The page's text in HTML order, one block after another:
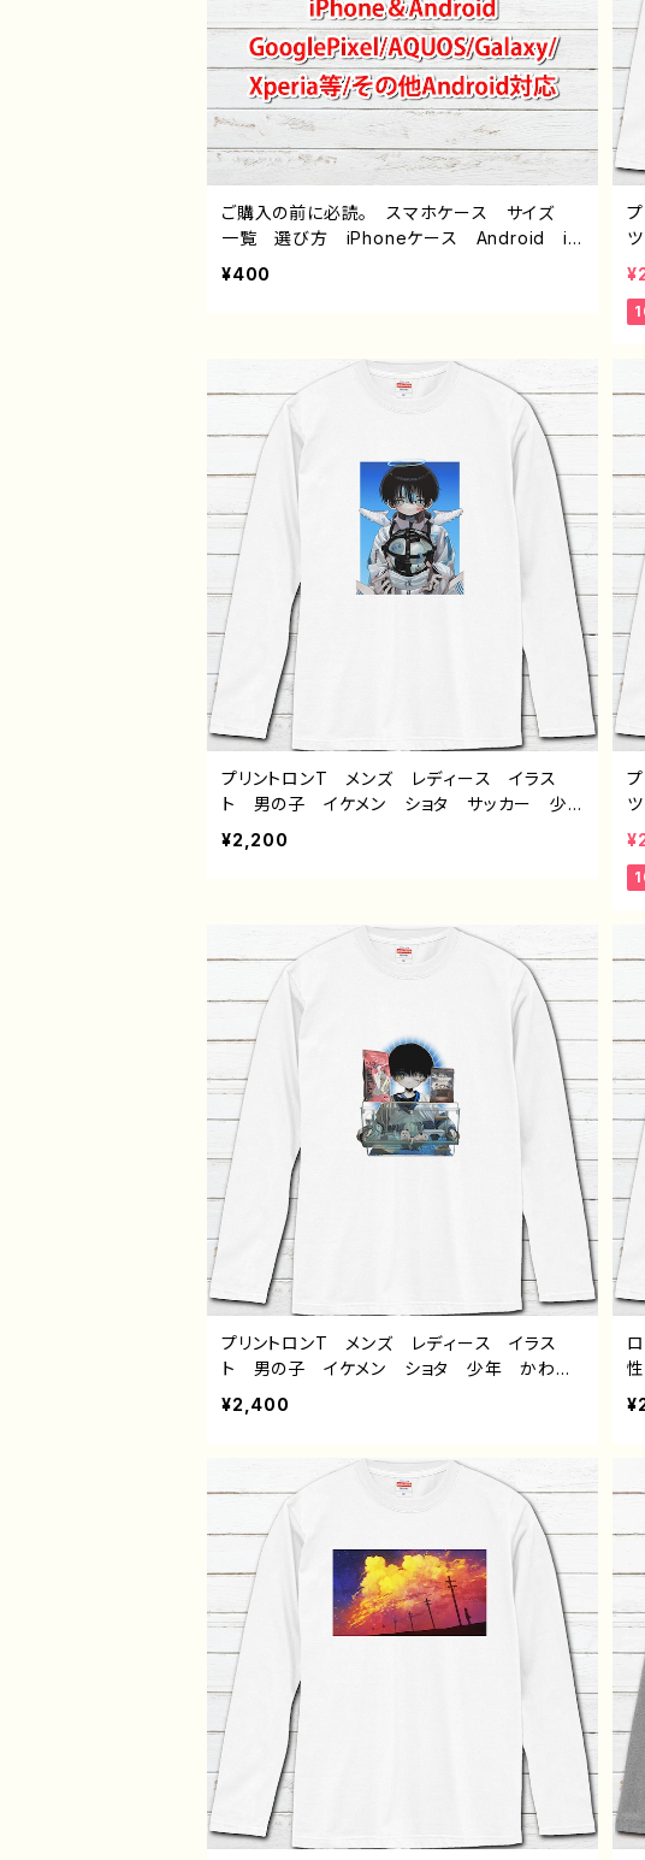
ご購入の前に必読。 スマホケース サイズ
一覧 選び方 iPhoneケース Android iP
hone17/16/15/14/13/12/11 Galaxy Xperi
¥400
プリントロンT メンズ レディース イラス
ト 男の子 イケメン ショタ サッカー 少
年 かわいい かっこいい エモい 黒髪 個
性的 おすすめ 人気 イラストレーター 絵
蹴球部 作：風邪早僕（ぼく）
¥2,200
プリントロンT メンズ レディース イラス
ト 男の子 イケメン ショタ 少年 かわい
い かっこいい エモい 黒髪 個性的 おす
すめ 人気 イラストレーター 絵師 オリジ
ロングTシャツ タイトル：ハムスター 作：風
邪早ぼく（僕）
¥2,400